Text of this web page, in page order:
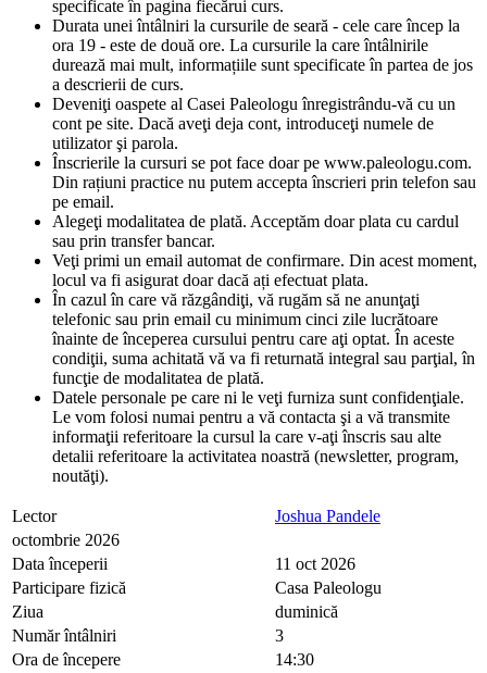
specificate în pagina fiecărui curs.
Durata unei întâlniri la cursurile de seară - cele care încep la
ora 19 - este de două ore. La cursurile la care întâlnirile
durează mai mult, informațiile sunt specificate în partea de jos
a descrierii de curs.
Deveniţi oaspete al Casei Paleologu înregistrându-vă cu un
cont pe site. Dacă aveţi deja cont, introduceţi numele de
utilizator şi parola.
Înscrierile la cursuri se pot face doar pe www.paleologu.com.
Din rațiuni practice nu putem accepta înscrieri prin telefon sau
pe email.
Alegeţi modalitatea de plată. Acceptăm doar plata cu cardul
sau prin transfer bancar.
Veţi primi un email automat de confirmare. Din acest moment,
locul va fi asigurat doar dacă ați efectuat plata.
În cazul în care vă răzgândiţi, vă rugăm să ne anunţaţi
telefonic sau prin email cu minimum cinci zile lucrătoare
înainte de începerea cursului pentru care aţi optat. În aceste
condiţii, suma achitată vă va fi returnată integral sau parţial, în
funcţie de modalitatea de plată.
Datele personale pe care ni le veţi furniza sunt confidenţiale.
Le vom folosi numai pentru a vă contacta şi a vă transmite
informaţii referitoare la cursul la care v-aţi înscris sau alte
detalii referitoare la activitatea noastră (newsletter, program,
noutăţi).
Lector
Joshua Pandele
octombrie 2026
Data începerii
11 oct 2026
Participare fizică
Casa Paleologu
Ziua
duminică
Număr întâlniri
3
Ora de începere
14:30